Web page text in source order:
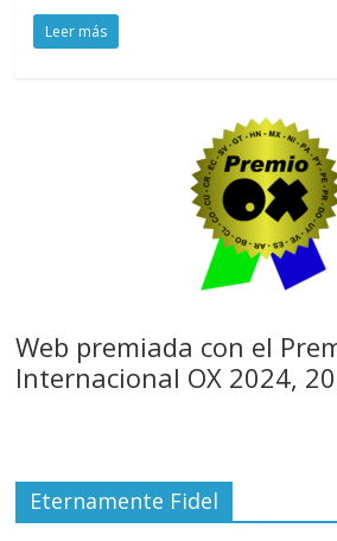
Leer más
Web premiada con el
Internacional OX 2024,
Eternamente Fidel